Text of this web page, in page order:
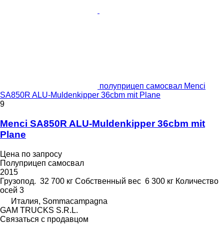
полуприцеп самосвал Menci
SA850R ALU-Muldenkipper 36cbm mit Plane
9
Menci SA850R ALU-Muldenkipper 36cbm mit
Plane
Цена по запросу
Полуприцеп самосвал
2015
Грузопод. 32 700 кг Собственный вес 6 300 кг Количество
осей 3
Италия, Sommacampagna
GAM TRUCKS S.R.L.
Связаться с продавцом